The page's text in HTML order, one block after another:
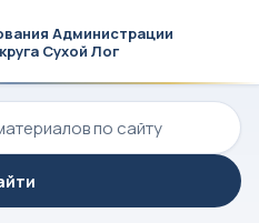
Администрации
Сухой Лог